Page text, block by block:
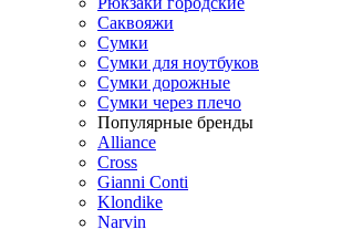
Саквояжи
Сумки
Сумки для ноутбуков
Сумки дорожные
Сумки через плечо
Популярные бренды
Alliance
Cross
Gianni Conti
Klondike
Narvin